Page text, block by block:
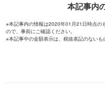
本記事内
※本記事内の情報は2020年01月21日時点の
ので、事前にご確認ください。
※本記事中の金額表示は、税抜表記のないも